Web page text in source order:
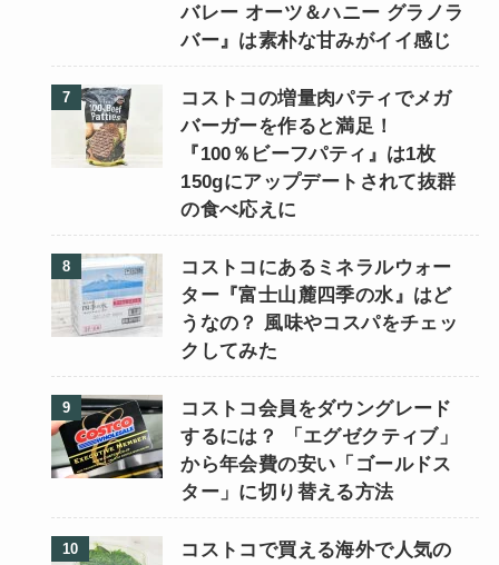
バレー オーツ＆ハニー グラノラ
バー』は素朴な甘みがイイ感じ
コストコの増量肉パティでメガ
バーガーを作ると満足！
『100％ビーフパティ』は1枚
150gにアップデートされて抜群
の食べ応えに
コストコにあるミネラルウォー
ター『富士山麓四季の水』はど
うなの？ 風味やコスパをチェッ
クしてみた
コストコ会員をダウングレード
するには？ 「エグゼクティブ」
から年会費の安い「ゴールドス
ター」に切り替える方法
コストコで買える海外で人気の